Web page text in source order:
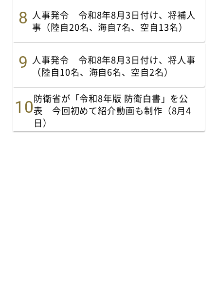
人事発令 令和8年8月3日付け、将補人
事（陸自20名、海自7名、空自13名）
人事発令 令和8年8月3日付け、将人事
（陸自10名、海自6名、空自2名）
防衛省が「令和8年版 防衛白書」を公
表 今回初めて紹介動画も制作（8月4
日）